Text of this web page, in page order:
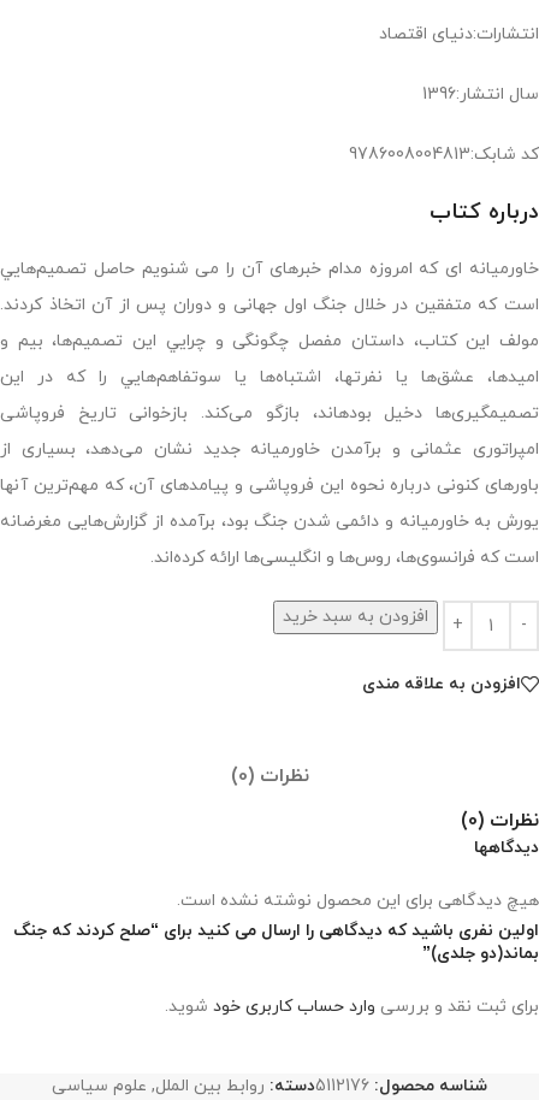
انتشارات:دنیای اقتصاد
سال انتشار:1396
کد شابک:9786008004813
درباره کتاب
خاورمیانه ای که امروزه مدام خبرهای آن را می­ شنویم حاصل تصمیم‌هايي
است که متفقین در خلال جنگ اول جهانی و دوران پس از آن اتخاذ کردند.
مولف این کتاب، داستان مفصل چگونگی و چرايي اين تصميم‌ها، بيم و
امید‌ها، عشق‌ها يا نفرت‎ها، اشتباه‌ها یا سوتفاهم‌هايي را که در این
تصمیم‎گیری‌ها دخیل بوده­اند، بازگو می‌کند. بازخوانی تاریخ فروپاشی
امپراتوری عثمانی و برآمدن خاورمیانه جدید نشان می‌دهد، بسیاری از
باورهای کنونی درباره نحوه این فروپاشی و پیامدهای آن، که مهم‌ترین آنها
یورش به خاورمیانه و دائمی شدن جنگ بود، برآمده از گزارش‌هایی مغرضانه
است که فرانسوی‌ها، روس‌ها و انگلیسی‌ها ارائه کرده‌اند.
افزودن به سبد خرید
افزودن به علاقه مندی
نظرات (0)
نظرات (0)
دیدگاهها
هیچ دیدگاهی برای این محصول نوشته نشده است.
اولین نفری باشید که دیدگاهی را ارسال می کنید برای “صلح کردند که جنگ
بماند(دو جلدی)”
برای ثبت نقد و بررسی وارد حساب کاربری خود شوید.
شناسه محصول: 5112176دسته: روابط بین الملل, علوم سیاسی